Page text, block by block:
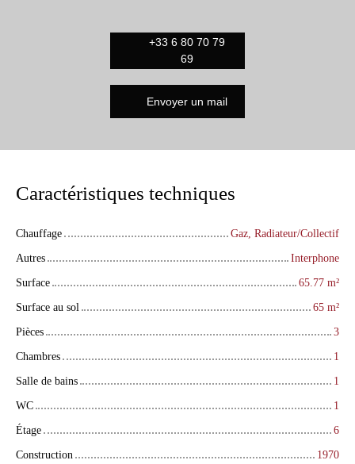
+33 6 80 70 79
69
Envoyer un mail
Caractéristiques techniques
Chauffage
Gaz, Radiateur/Collectif
Autres
Interphone
Surface
65.77 m²
Surface au sol
65 m²
Pièces
3
Chambres
1
Salle de bains
1
WC
1
Étage
6
Construction
1970